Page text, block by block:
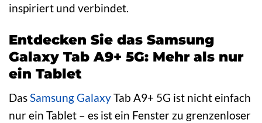
inspiriert und verbindet.
Entdecken Sie das Samsung
Galaxy Tab A9+ 5G: Mehr als nur
ein Tablet
DasSamsung GalaxyTab A9+ 5G ist nicht einfach
nur ein Tablet – es ist ein Fenster zu grenzenloser